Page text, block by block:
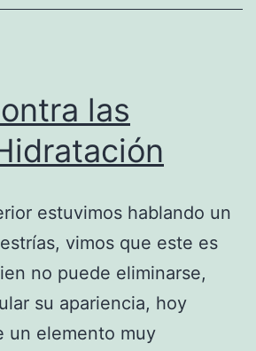
las
estuvimos hablando un
vimos que este es
no puede eliminarse,
su apariencia, hoy
un elemento muy